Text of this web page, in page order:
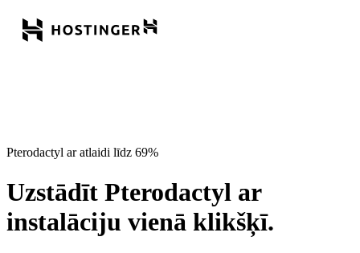
Pterodactyl ar atlaidi līdz 69%
Uzstādīt Pterodactyl ar
instalāciju vienā klikšķī.